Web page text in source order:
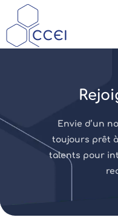
Qui sommes-nous
Produits
Actualités
Envie d’un
toujours prêt
talents pour